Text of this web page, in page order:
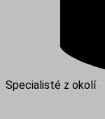
Specialisté z okolí